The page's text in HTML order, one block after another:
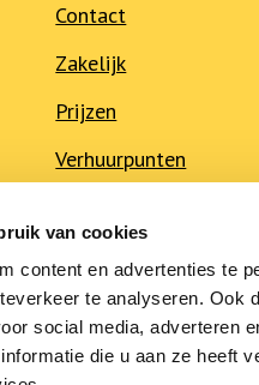
van cookies
content en advertenties te
te analyseren. Ook
social media, adverteren
die u aan ze heeft
Contact
Zakelijk
Prijzen
Verhuurpunten